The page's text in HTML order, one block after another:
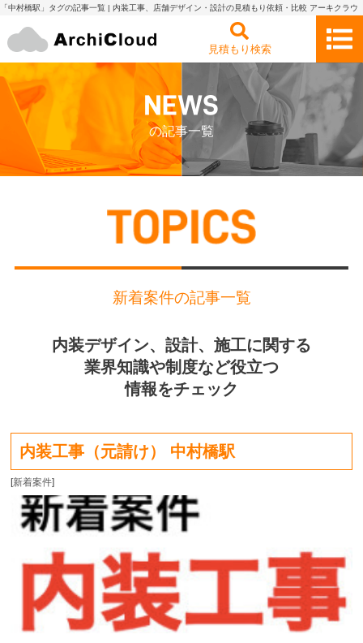
「中村橋駅」タグの記事一覧 | 内装工事、店舗デザイン・設計の見積もり依頼・比較 アーキクラウ
見積もり検索
の記事一覧
新着案件の記事一覧
内装デザイン、設計、施工に関する
業界知識や制度など役立つ
情報をチェック
内装工事（元請け） 中村橋駅
[新着案件]